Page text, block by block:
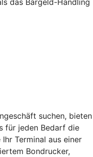
suchen, bieten
für jeden Bedarf die
Ihr Terminal aus einer
Bondrucker,